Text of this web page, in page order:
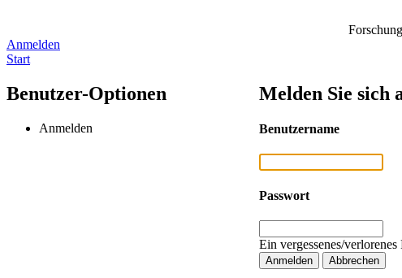
Anmelden
Start
Benutzer-Optionen
Anmelden
Melden Sie sich
Benutzername
Passwort
Ein vergessenes/